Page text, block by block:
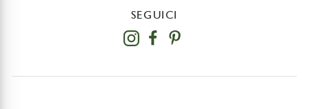
SEGUICI